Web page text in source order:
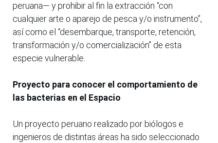
peruana— y prohibir al fin la extracción “con
cualquier arte o aparejo de pesca y/o instrumento”,
así como el “desembarque, transporte, retención,
transformación y/o comercialización” de esta
especie vulnerable.
Proyecto para conocer el comportamiento de
las bacterias en el Espacio
Un proyecto peruano realizado por biólogos e
ingenieros de distintas áreas ha sido seleccionado